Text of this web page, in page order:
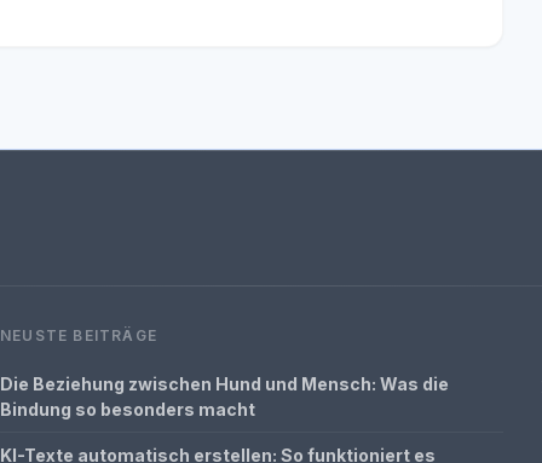
NEUSTE BEITRÄGE
Die Beziehung zwischen Hund und Mensch: Was die
Bindung so besonders macht
KI-Texte automatisch erstellen: So funktioniert es